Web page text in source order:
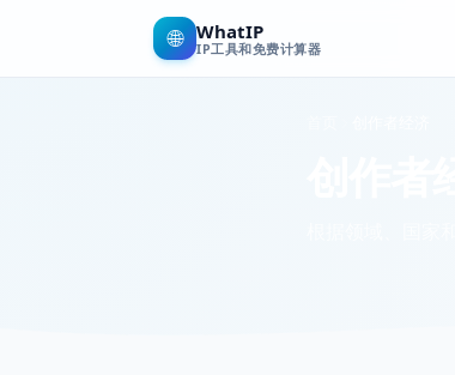
🌐 WhatIP
IP工具和免费计算器